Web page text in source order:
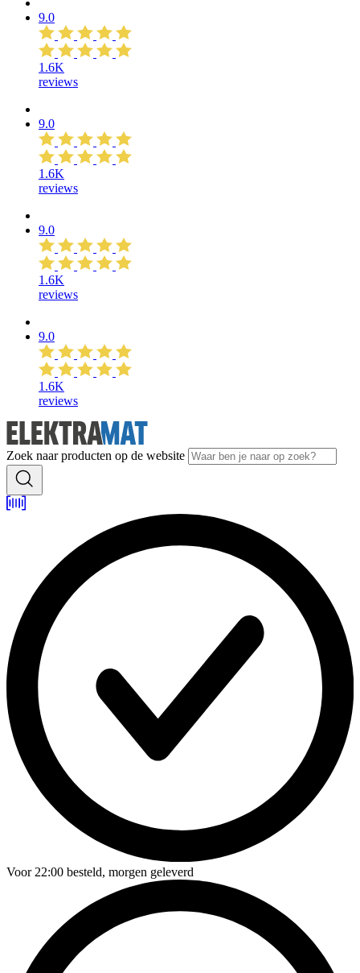
9.0
1.6K
reviews
9.0
1.6K
reviews
9.0
1.6K
reviews
9.0
1.6K
reviews
Zoek naar producten op de website
Voor22:00 besteld, morgen geleverd